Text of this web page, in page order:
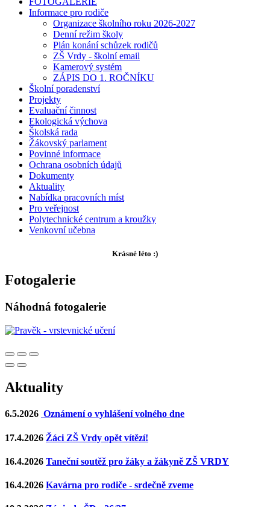
Informace pro rodiče
Organizace školního roku 2026-2027
Denní režim školy
Plán konání schůzek rodičů
ZŠ Vrdy - školní email
Kamerový systém
ZÁPIS DO 1. ROČNÍKU
Školní poradenství
Projekty
Evaluační činnost
Ekologická výchova
Školská rada
Žákovský parlament
Povinné informace
Ochrana osobních údajů
Dokumenty
Aktuality
Nabídka pracovních míst
Pro veřejnost
Polytechnické centrum a kroužky
Venkovní učebna
Krásné léto :)
Fotogalerie
Náhodná fotogalerie
Aktuality
6.5.2026 Oznámení o vyhlášení volného dne
17.4.2026 Žáci ZŠ Vrdy opět vítězí!
16.4.2026 Taneční soutěž pro žáky a žákyně ZŠ VRDY
16.4.2026 Kavárna pro rodiče - srdečně zveme